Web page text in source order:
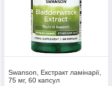
Swanson, Екстракт ламінарії,
75 мг, 60 капсул